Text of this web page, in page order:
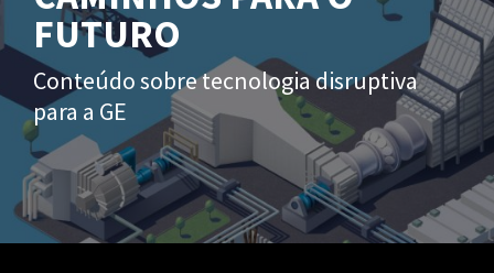
FUTURO
Conteúdo sobre tecnologia disruptiva
para a GE